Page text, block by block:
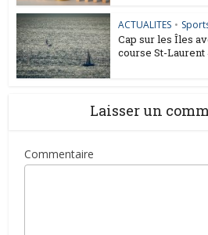
ACTUALITES •
Cap sur les Îles
course St-Laurent
Laisser un
Commentaire